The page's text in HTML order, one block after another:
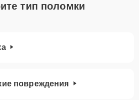
тип поломки
повреждения